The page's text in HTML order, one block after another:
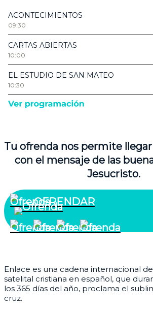
Tu ofrenda nos permite
con el mensaje de las
Jesucristo.
OFRENDAR
Enlace es una cadena internacional
satelital cristiana en español, que
los 365 días del año, proclama el
cruz.